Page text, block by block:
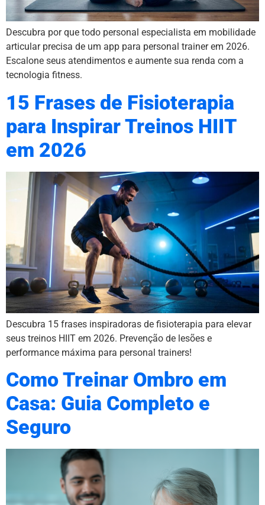
Descubra por que todo personal especialista em mobilidade
articular precisa de um app para personal trainer em 2026.
Escalone seus atendimentos e aumente sua renda com a
tecnologia fitness.
15 Frases de Fisioterapia
para Inspirar Treinos HIIT
em 2026
Descubra 15 frases inspiradoras de fisioterapia para elevar
seus treinos HIIT em 2026. Prevenção de lesões e
performance máxima para personal trainers!
Como Treinar Ombro em
Casa: Guia Completo e
Seguro